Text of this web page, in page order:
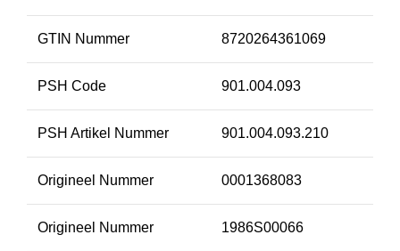
GTIN Nummer 8720264361069
PSH Code 901.004.093
PSH Artikel Nummer 901.004.093.210
Origineel Nummer 0001368083
Origineel Nummer 1986S00066